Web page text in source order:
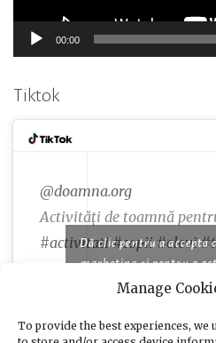
Manage
To provide the best experiences, we
00:00
Tiktok
@doamna.org
Activități de toamnă
#activitati #copii #elevi
♬ Famous piano songs for
Dă clic pentru a
marketing și pentru a